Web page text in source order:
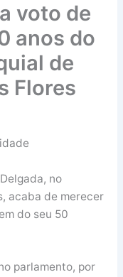
voto de
anos do
de
Flores
no
acaba de merecer
do seu 50
parlamento, por